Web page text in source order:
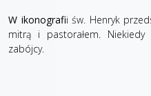
W ikonografii św. Henryk
mitrą i pastorałem.
zabójcy.